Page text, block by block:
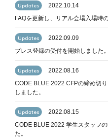
Updates
2022.10.14
FAQを更新し、リアル会場入場時
Updates
2022.09.09
プレス登録の受付を開始しました。
Updates
2022.08.16
CODE BLUE 2022 CFPの締め切
しました。
Updates
2022.08.15
CODE BLUE 2022 学生スタッフ
た。